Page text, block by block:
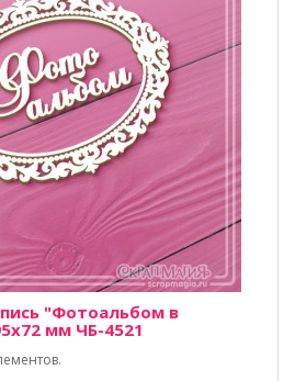
"Фотоальбом в
мм ЧБ-4521